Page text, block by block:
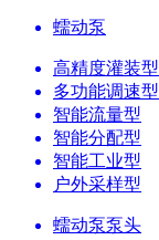
蠕动泵
高精度灌装型
多功能调速型
智能流量型
智能分配型
智能工业型
户外采样型
蠕动泵泵头